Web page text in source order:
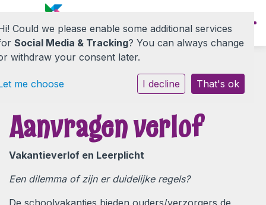
Onze school
Informatie
Nieuwe ouders
Aanvragen verlof
Vakantieverlof en Leerplicht
Een dilemma of zijn er duidelijke regels?
De schoolvakanties bieden ouders/verzorgers de
Could we please enable some additional services
Social Media & Tracking? You can always change
withdraw your consent later.
me choose I decline That's ok